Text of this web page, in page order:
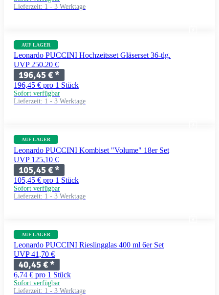
Lieferzeit: 1 - 3 Werktage
AUF LAGER
Leonardo PUCCINI Hochzeitsset Gläserset 36-tlg.
UVP 250,20 €
196,45 €*
196,45 € pro 1 Stück
Sofort verfügbar
Lieferzeit: 1 - 3 Werktage
AUF LAGER
Leonardo PUCCINI Kombiset "Volume" 18er Set
UVP 125,10 €
105,45 €*
105,45 € pro 1 Stück
Sofort verfügbar
Lieferzeit: 1 - 3 Werktage
AUF LAGER
Leonardo PUCCINI Rieslingglas 400 ml 6er Set
UVP 41,70 €
40,45 €*
6,74 € pro 1 Stück
Sofort verfügbar
Lieferzeit: 1 - 3 Werktage